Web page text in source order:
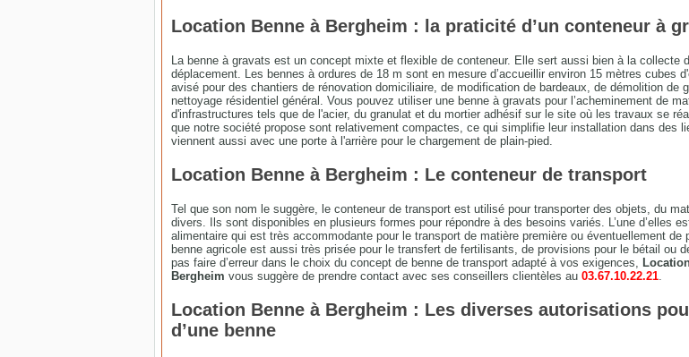
Location Benne à Bergheim : la praticité d’un conteneur à
La benne à gravats est un concept mixte et flexible de conteneur. Elle sert aussi bien à la collecte
déplacement. Les bennes à ordures de 18 m sont en mesure d’accueillir environ 15 mètres cubes
avisé pour des chantiers de rénovation domiciliaire, de modification de bardeaux, de démolition de
nettoyage résidentiel général. Vous pouvez utiliser une benne à gravats pour l’acheminement de
d'infrastructures tels que de l'acier, du granulat et du mortier adhésif sur le site où les travaux se
que notre société propose sont relativement compactes, ce qui simplifie leur installation dans des
viennent aussi avec une porte à l'arrière pour le chargement de plain-pied.
Location Benne à Bergheim : Le conteneur de transport
Tel que son nom le suggère, le conteneur de transport est utilisé pour transporter des objets, du
divers. Ils sont disponibles en plusieurs formes pour répondre à des besoins variés. L’une d’elles
alimentaire qui est très accommodante pour le transport de matière première ou éventuellement de
benne agricole est aussi très prisée pour le transfert de fertilisants, de provisions pour le bétail ou
pas faire d’erreur dans le choix du concept de benne de transport adapté à vos exigences,
Bergheim vous suggère de prendre contact avec ses conseillers clientèles au 03.67.10.22.21.
Location Benne à Bergheim : Les diverses autorisations
d’une benne